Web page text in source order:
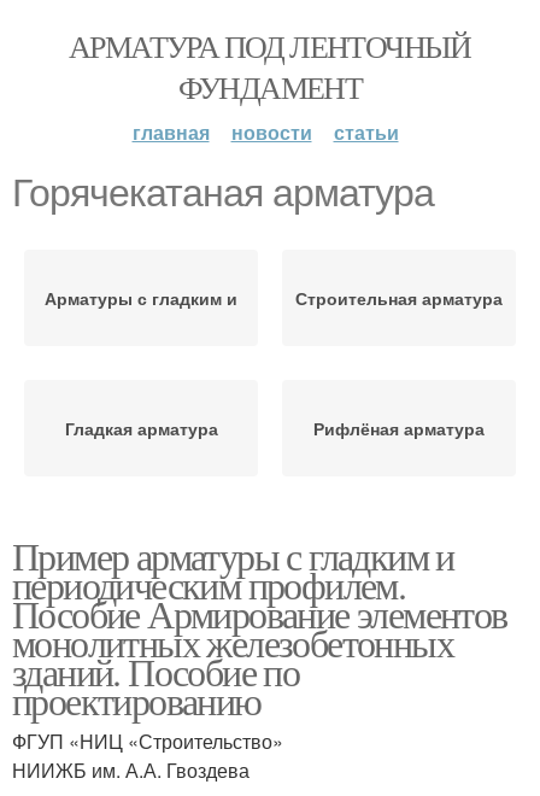
АРМАТУРА ПОД ЛЕНТОЧНЫЙ
ФУНДАМЕНТ
главная новости статьи
Горячекатаная арматура
Арматуры с гладким и Строительная арматура
Гладкая арматура Рифлёная арматура
Пример арматуры с гладким и
периодическим профилем.
Пособие Армирование элементов
монолитных железобетонных
зданий. Пособие по
проектированию
ФГУП «НИЦ «Строительство»
НИИЖБ им. А.А. Гвоздева